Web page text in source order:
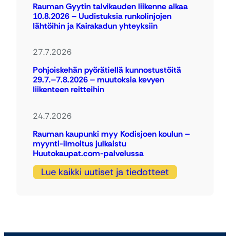
Rauman Gyytin talvikauden liikenne alkaa
10.8.2026 – Uudistuksia runkolinjojen
lähtöihin ja Kairakadun yhteyksiin
27.7.2026
Pohjoiskehän pyörätiellä kunnostustöitä
29.7.–7.8.2026 – muutoksia kevyen
liikenteen reitteihin
24.7.2026
Rauman kaupunki myy Kodisjoen koulun –
myynti-ilmoitus julkaistu
Huutokaupat.com-palvelussa
Lue kaikki uutiset ja tiedotteet